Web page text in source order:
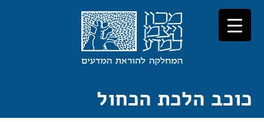
לתוכן
לניווט
כוכב הלכת הכחול